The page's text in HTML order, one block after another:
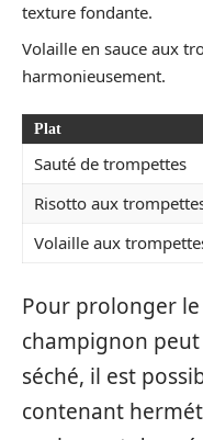
texture fondante.
Volaille en sauce aux
harmonieusement.
Plat
Sauté de trompettes
Risotto aux
Volaille aux
Pour prolonger
champignon
séché, il est
contenant